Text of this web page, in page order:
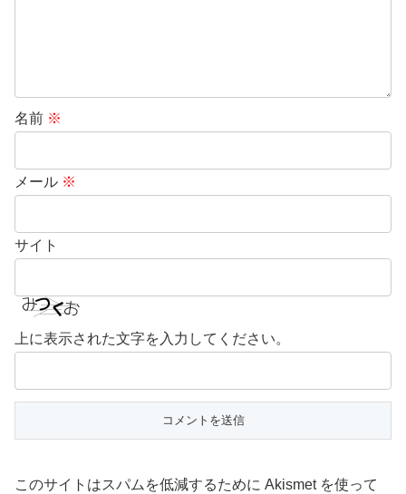
名前 ※
メール ※
サイト
上に表示された文字を入力してください。
このサイトはスパムを低減するために Akismet を使って